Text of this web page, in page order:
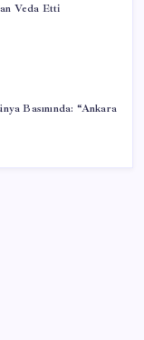
Veda Etti
Basınında: “Ankara